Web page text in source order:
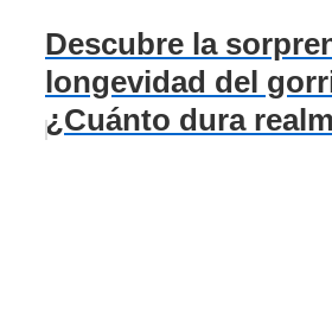
Descubre la
longevidad del
¿Cuánto dura